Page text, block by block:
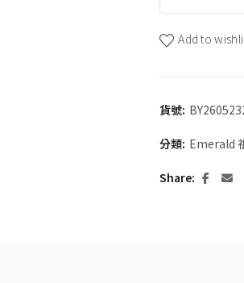
Add to
貨號:
分類: Emerald
Share